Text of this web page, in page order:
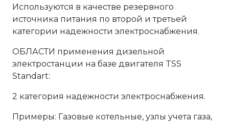
Используются в качестве резервного
источника питания по второй и третьей
категории надежности электроснабжения.
ОБЛАСТИ применения дизельной
электростанции на базе двигателя TSS
Standart:
2 категория надежности электроснабжения.
Примеры: Газовые котельные, узлы учета газа,